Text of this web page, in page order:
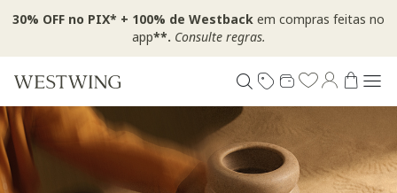
30% OFF no PIX* + 100% de Westback em compras feitas no
app**. Consulte regras.